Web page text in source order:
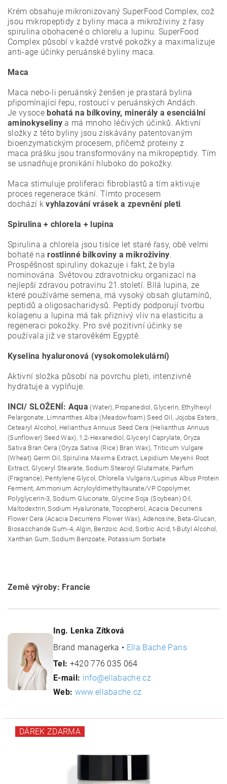
Krém obsahuje mikronizovaný SuperFood Complex, což
jsou mikropeptidy z byliny maca a mikroživiny z řasy
spirulina obohacené o chlorelu a lupinu. SuperFood
Complex působí v každé vrstvě pokožky a maximalizuje
anti-age účinky peruánské byliny maca.
Maca
Maca nebo-li peruánský ženšen je prastará bylina
připomínající řepu, rostoucí v peruánských Andách.
Je vysocebohatá na bílkoviny, minerály a esenciální
aminokyseliny a má mnoho léčivých účinků. Aktivní
složky z této byliny jsou získávány patentovaným
bioenzymatickým procesem, přičemž proteiny z
maca prášku jsou transformovány na mikropeptidy. Tím
se usnadňuje pronikání hluboko do pokožky.
Maca stimuluje proliferaci fibroblastů a tím aktivuje
proces regenerace tkání. Tímto procesem
dochází kvyhlazování vrásek a zpevnění pleti.
Spirulina + chlorela + lupina
Spirulina a chlorela jsou tisíce let staré řasy, obě velmi
bohaté narostlinné bílkoviny a mikroživiny.
Prospěšnost spiruliny dokazuje i fakt, že byla
nominována Světovou zdravotnicku organizací na
nejlepší zdravou potravinu 21.století. Bílá lupina, ze
které používáme semena, má vysoký obsah glutamínů,
peptidů a oligosacharidysů. Peptidy podporují tvorbu
kolagenu a lupina má tak přiznivý vliv na elasticitu a
regeneraci pokožky. Pro své pozitivní účinky se
používala již ve starověkém Egyptě.
Kyselina hyaluronová (vysokomolekulární)
Aktivní složka působí na povrchu pleti, intenzivně
hydratuje a vyplňuje.
INCI/ SLOŽENÍ: Aqua (Water), Propanediol, Glycerin, Ethylhexyl
Pelargonate, Limnanthes Alba (Meadowfoam) Seed Oil, Jojoba Esters,
Cetearyl Alcohol, Helianthus Annuus Seed Cera (Helianthus Annuus
(Sunflower) Seed Wax), 1,2-Hexanediol, Glyceryl Caprylate, Oryza
Sativa Bran Cera (Oryza Sativa (Rice) Bran Wax), Triticum Vulgare
(Wheat) Germ Oil, Spirulina Maxima Extract, Lepidium Meyenii Root
Extract, Glyceryl Stearate, Sodium Stearoyl Glutamate, Parfum
(Fragrance), Pentylene Glycol, Chlorella Vulgaris/Lupinus Albus Protein
Ferment, Ammonium Acryloyldimethyltaurate/VP Copolymer,
Polyglycerin-3, Sodium Gluconate, Glycine Soja (Soybean) Oil,
Maltodextrin, Sodium Hyaluronate, Tocopherol, Acacia Decurrens
Flower Cera (Acacia Decurrens Flower Wax), Adenosine, Beta-Glucan,
Biosaccharide Gum-4, Algin, Benzoic Acid, Sorbic Acid, t-Butyl Alcohol,
Xanthan Gum, Sodium Benzoate, Potassium Sorbate
Země výroby: Francie
Ing. Lenka Zítková
Brand managerka • Ella Baché Paris
Tel: +420 776 035 064
E-mail: info@ellabache.cz
Web: www.ellabache.cz
DÁREK ZDARMA